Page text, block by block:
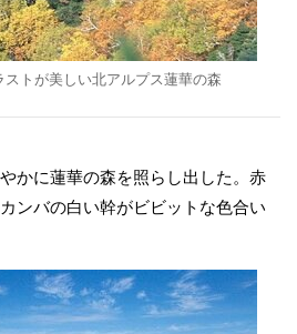
トが美しい北アルプス蓮華の森
かに蓮華の森を照らし出した。赤
ンバの白い幹がビビットな色合い